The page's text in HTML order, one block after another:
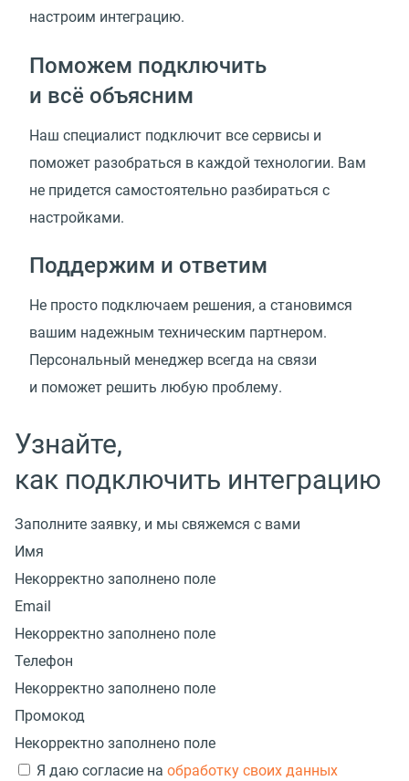
настроим интеграцию.
Поможем подключить
и всё объясним
Наш специалист подключит все сервисы и
поможет разобраться в каждой технологии. Вам
не придется самостоятельно разбираться с
настройками.
Поддержим и ответим
Не просто подключаем решения, а становимся
вашим надежным техническим партнером.
Персональный менеджер всегда на связи
и поможет решить любую проблему.
Узнайте,
как подключить интеграцию
Заполните заявку, и мы свяжемся с вами
Имя
Некорректно заполнено поле
Email
Некорректно заполнено поле
Телефон
Некорректно заполнено поле
Промокод
Некорректно заполнено поле
Я даю согласие на обработку своих данных